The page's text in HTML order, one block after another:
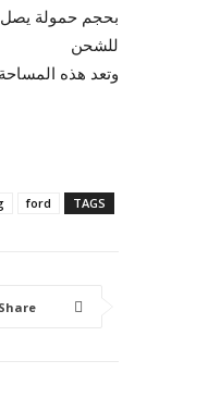
للشحن
وتعد هذه
TAGS
ford
Share